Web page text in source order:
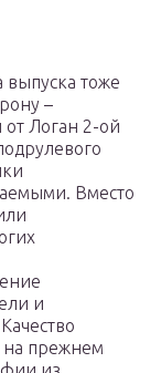
выпуска тоже
–
от Логан 2-ой
Вместо
и
на прежнем